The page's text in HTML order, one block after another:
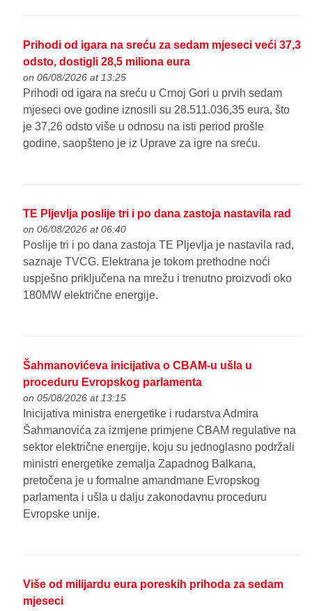
Prihodi od igara na sreću za sedam mjeseci veći 37,3
odsto, dostigli 28,5 miliona eura
on 06/08/2026 at 13:25
Prihodi od igara na sreću u Crnoj Gori u prvih sedam
mjeseci ove godine iznosili su 28.511.036,35 eura, što
je 37,26 odsto više u odnosu na isti period prošle
godine, saopšteno je iz Uprave za igre na sreću.
TE Pljevlja poslije tri i po dana zastoja nastavila rad
on 06/08/2026 at 06:40
Poslije tri i po dana zastoja TE Pljevlja je nastavila rad,
saznaje TVCG. Elektrana je tokom prethodne noći
uspješno priključena na mrežu i trenutno proizvodi oko
180MW električne energije.
Šahmanovićeva inicijativa o CBAM-u ušla u
proceduru Evropskog parlamenta
on 05/08/2026 at 13:15
Inicijativa ministra energetike i rudarstva Admira
Šahmanovića za izmjene primjene CBAM regulative na
sektor električne energije, koju su jednoglasno podržali
ministri energetike zemalja Zapadnog Balkana,
pretočena je u formalne amandmane Evropskog
parlamenta i ušla u dalju zakonodavnu proceduru
Evropske unije.
Više od milijardu eura poreskih prihoda za sedam
mjeseci